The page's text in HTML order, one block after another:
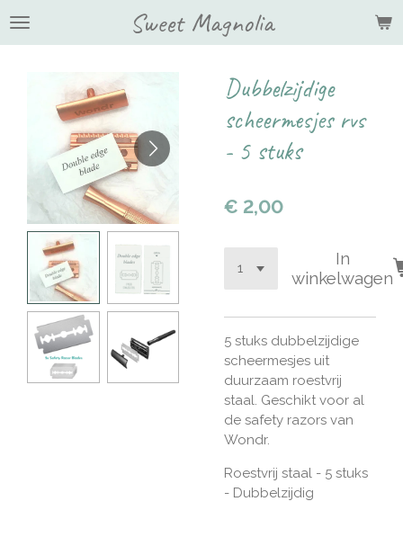
Ga
hoofdinhoud
Sweet Magnolia
Dubbelzijdige
scheermesjes rvs
- 5 stuks
€ 2,00
In
winkelwagen
5 stuks dubbelzijdige
scheermesjes uit
duurzaam roestvrij
staal. Geschikt voor al
de safety razors van
Wondr.
Roestvrij staal - 5 stuks
- Dubbelzijdig